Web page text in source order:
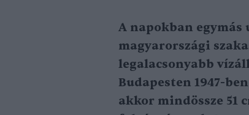
A napokban
magyarországi
legalacsonyabb
Budapesten 1947-
akkor mindössze 51